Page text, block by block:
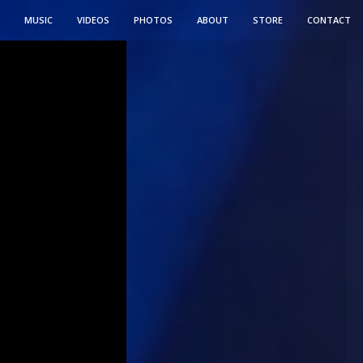
MUSIC VIDEOS PHOTOS ABOUT STORE CONTACT